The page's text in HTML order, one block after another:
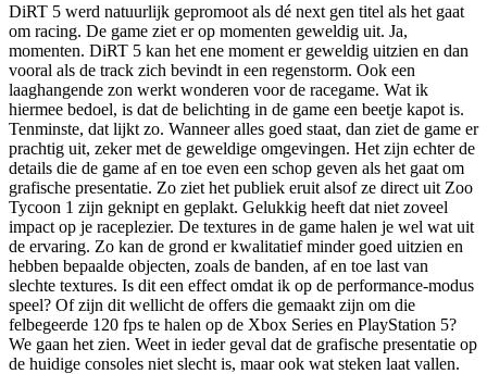
DiRT 5 werd natuurlijk gepromoot als dé next gen titel als het gaat
om racing. De game ziet er op momenten geweldig uit. Ja,
momenten. DiRT 5 kan het ene moment er geweldig uitzien en dan
vooral als de track zich bevindt in een regenstorm. Ook een
laaghangende zon werkt wonderen voor de racegame. Wat ik
hiermee bedoel, is dat de belichting in de game een beetje kapot is.
Tenminste, dat lijkt zo. Wanneer alles goed staat, dan ziet de game er
prachtig uit, zeker met de geweldige omgevingen. Het zijn echter de
details die de game af en toe even een schop geven als het gaat om
grafische presentatie. Zo ziet het publiek eruit alsof ze direct uit Zoo
Tycoon 1 zijn geknipt en geplakt. Gelukkig heeft dat niet zoveel
impact op je raceplezier. De textures in de game halen je wel wat uit
de ervaring. Zo kan de grond er kwalitatief minder goed uitzien en
hebben bepaalde objecten, zoals de banden, af en toe last van
slechte textures. Is dit een effect omdat ik op de performance-modus
speel? Of zijn dit wellicht de offers die gemaakt zijn om die
felbegeerde 120 fps te halen op de Xbox Series en PlayStation 5?
We gaan het zien. Weet in ieder geval dat de grafische presentatie op
de huidige consoles niet slecht is, maar ook wat steken laat vallen.